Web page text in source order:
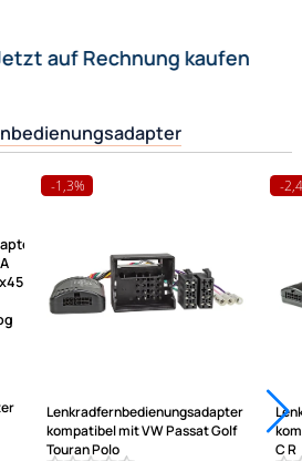
z. Bsp. einen Mercedes
das vom Werk eingebaute Radio gegen ein
Damit Sie aber auch später das neue
Multifunktionslenkrad ) aus steuern können,
um beides wieder